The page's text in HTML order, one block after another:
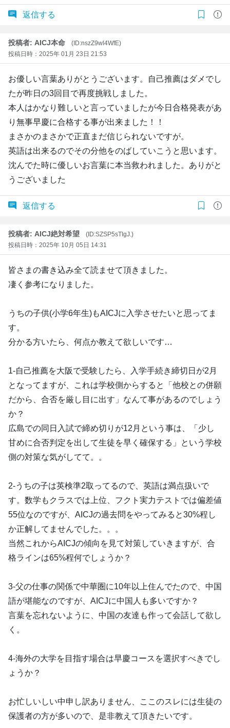
返信する
投稿者: AICJ本命
(ID:nszZ9wl4WfE)
投稿日時：2025年 01月 23日 21:53
お優しい言葉ありがとうございます。自己推薦はダメでし
たが昨日の3回目で再度挑戦しました。
本人はかなり難しいと言っていましたが今日合格発表があ
り無事早慶に合格する事が出来ました！！
まさかのまさかで正直まだ信じられないですが。
英語は出来るのでその分他をのばしていこうと思います。
沈んでた時に優しいお言葉に本当救われました。ありがと
うございました
返信する
投稿者: AICJ絶対希望
(ID:SZSP5sTIgJ.)
投稿日時：2025年 10月 05日 14:31
皆さまの書き込み全て読ませて頂きました。
凄く参考になりました。
うちの子供(小学6年生)もAICJに入学させたいと思ってま
す。
分かる方いたら、何点か教えて欲しいです…
1-自己推薦を大阪で受験したら、入学手続き締切日が2月
となってますが、これは学校側からすると「他校との併願
だから、合否を厳し目に出す」なんて事があるのでしょう
か？
広島での同日入試で締め切りが12月という事は、「少し
甘めに合否判定を出して生徒を早く確保する」という学校
側の対策な気がしてて。。
2-うちの子は英検準2取ってるので、英語は満点扱いで
す。数学もクラスでは上位、フクト実力テストでは偏差値
55位なのですが、AICJの過去問をやってみると30%程し
か正解してませんでした。。。
当然これからAICJの傾向を見て対策していきますが、合
格ラインは65%程何でしょうか？
3-父の仕事の関係で中華圏に10年以上住んでたので、中国
語が堪能なのですが、AICJに中国人も多いですか？
言葉を忘れないように、中国の友達も作って会話して欲し
く。
4-海外の大学を目指す場合は早慶コースを選択すべきでし
ょうか？
お忙しいしい中申し訳ありません、ここのスレには生徒の
保護者の方が多いので、是非教えて頂きたいです。